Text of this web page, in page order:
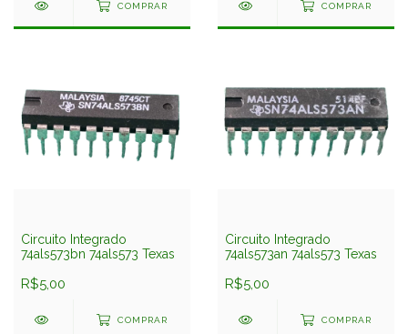
COMPRAR COMPRAR
Circuito Integrado
74als573bn 74als573 Texas
R$5,00
COMPRAR
Circuito Integrado
74als573an 74als573 Texas
R$5,00
COMPRAR